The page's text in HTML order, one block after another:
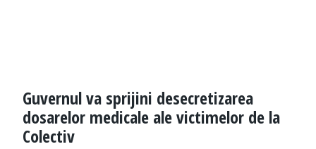
Guvernul va sprijini desecretizarea
dosarelor medicale ale victimelor de la
Colectiv